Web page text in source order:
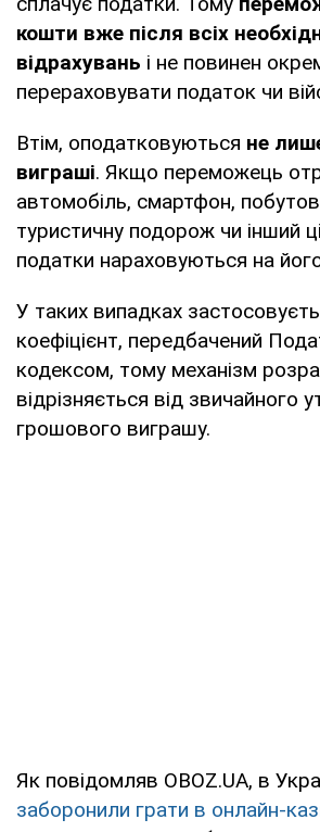
кошти вже після всіх
відрахувань і не повинен
перераховувати податок чи
Втім, оподатковуються не
виграші. Якщо переможець
автомобіль, смартфон,
туристичну подорож чи інший
податки нараховуються на
У таких випадках
коефіцієнт, передбачений
кодексом, тому механізм
відрізняється від звичайного
грошового виграшу.
Як повідомляв OBOZ.UA, в
заборонили грати в онлайн-